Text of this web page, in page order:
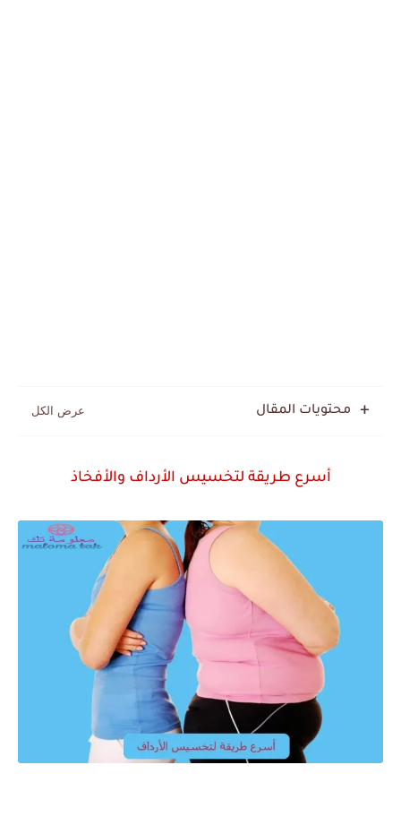
محتويات المقال
أسرع طريقة لتخسيس الأرداف والأفخاذ